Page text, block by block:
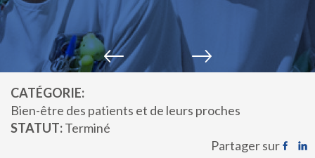
CATÉGORIE
Bien-être des patients et de leurs proches
STATUT Terminé
Partager sur